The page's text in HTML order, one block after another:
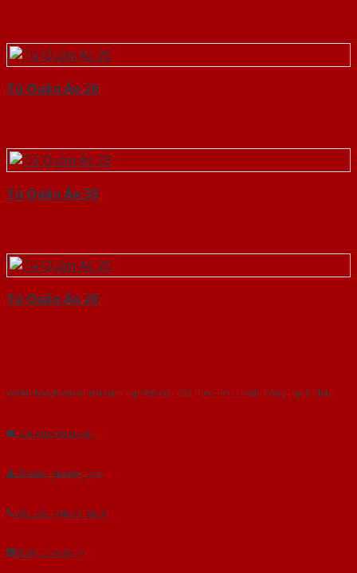
Tủ Quần Áo 26
Tủ Quần Áo 33
Tủ Quần Áo 20
Với kinh nghiệm nhiêu năm nghiên cứu cửa theo tiêu chuẩn công nghệ Châu
Gửi yêu cầu tư vấn
Tải báo giá tổng hợp
Yêu cầu gọi lại (3 phút)
Dành cho đại lý